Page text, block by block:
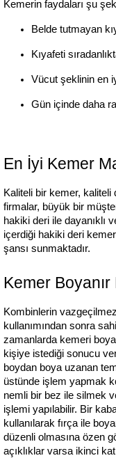
Kemerin faydaları şu
Belde tutmayan
Kıyafeti
Vücut şeklinin en
Gün içinde daha
En İyi Kemer
Kaliteli bir kemer, kaliteli
firmalar, büyük bir
hakiki deri ile dayanıklı
içerdiği hakiki deri
şansı sunmaktadır.
Kemer Boyanır
Kombinlerin
kullanımından sonra
zamanlarda kemeri
kişiye istediği sonucu
boydan boya uzanan
üstünde işlem yapmak
nemli bir bez ile silmek
işlemi yapılabilir. Bir
kullanılarak fırça ile
düzenli olmasına özen
açıklıklar varsa ikinci